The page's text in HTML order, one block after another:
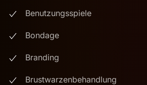
Benutzungsspiele
Bondage
Branding
Brustwarzenbehandlung